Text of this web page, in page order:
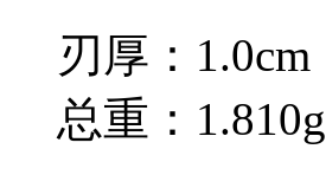
刃厚：1.0cm
总重：1.810g